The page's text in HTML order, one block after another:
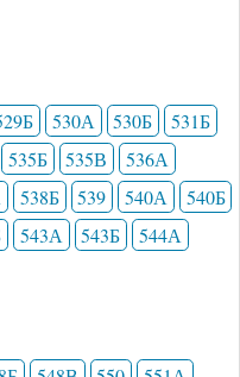
530А 530Б
531Б
535Б 535В
536А
538Б 539 540А
540Б
543А 543Б
544А